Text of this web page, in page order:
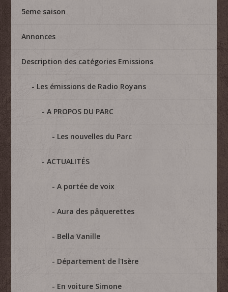
5eme saison
Annonces
Description des catégories Emissions
Les émissions de Radio Royans
A PROPOS DU PARC
Les nouvelles du Parc
ACTUALITÉS
A portée de voix
Aura des pâquerettes
Bella Vanille
Département de l'Isère
En voiture Simone